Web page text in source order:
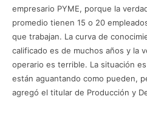
empresario PYME, porque la
promedio tienen 15 o 20
que trabajan. La curva de
calificado es de muchos años y la
operario es terrible. La situación
están aguantando como pueden,
agregó el titular de Producción y